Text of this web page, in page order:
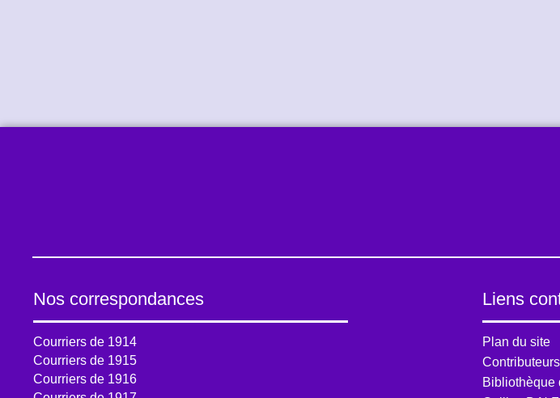
Nos correspondances
Courriers de 1914
Courriers de 1915
Courriers de 1916
Liens
Plan du site
Contributeurs
Bibliothèque